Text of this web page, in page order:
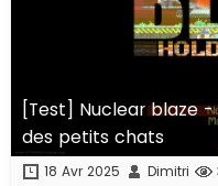
[Test] Nuclear blaze -
des petits chats
18 Avr 2025 Dimitri